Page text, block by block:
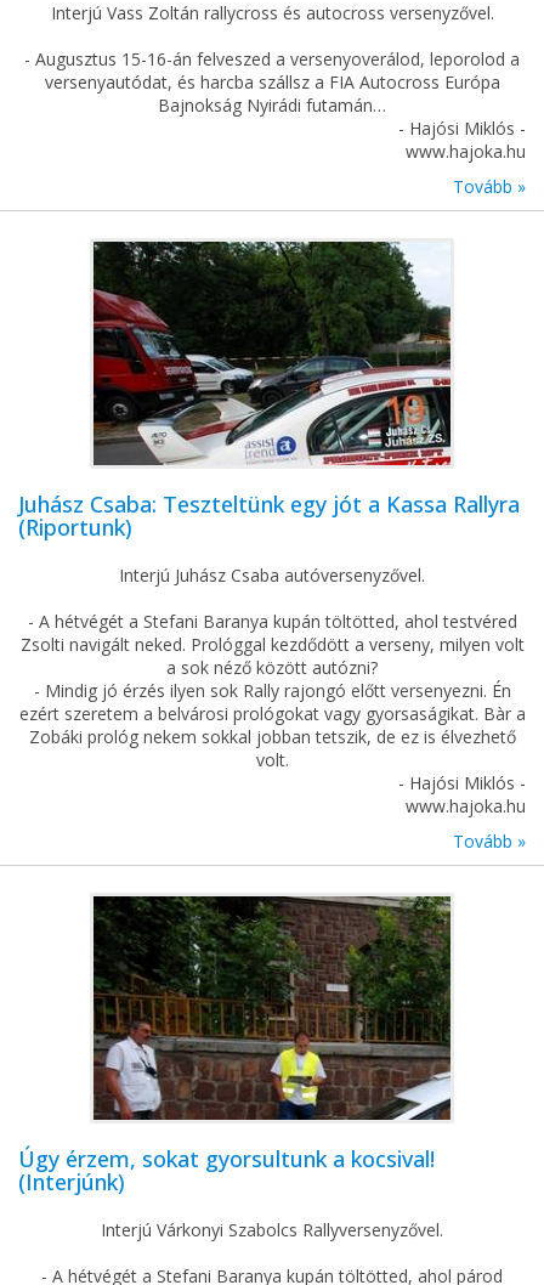
Interjú Vass Zoltán rallycross és autocross versenyzővel.
- Augusztus 15-16-án felveszed a versenyoverálod, leporolod a
versenyautódat, és harcba szállsz a FIA Autocross Európa
Bajnokság Nyirádi futamán…
- Hajósi Miklós -
www.hajoka.hu
Tovább »
Juhász Csaba: Teszteltünk egy jót a Kassa Rallyra
(Riportunk)
Interjú Juhász Csaba autóversenyzővel.
- A hétvégét a Stefani Baranya kupán töltötted, ahol testvéred
Zsolti navigált neked. Prológgal kezdődött a verseny, milyen volt
a sok néző között autózni?
- Mindig jó érzés ilyen sok Rally rajongó előtt versenyezni. Én
ezért szeretem a belvárosi prológokat vagy gyorsaságikat. Bàr a
Zobáki prológ nekem sokkal jobban tetszik, de ez is élvezhető
volt.
- Hajósi Miklós -
www.hajoka.hu
Tovább »
Úgy érzem, sokat gyorsultunk a kocsival!
(Interjúnk)
Interjú Várkonyi Szabolcs Rallyversenyzővel.
- A hétvégét a Stefani Baranya kupán töltötted, ahol párod